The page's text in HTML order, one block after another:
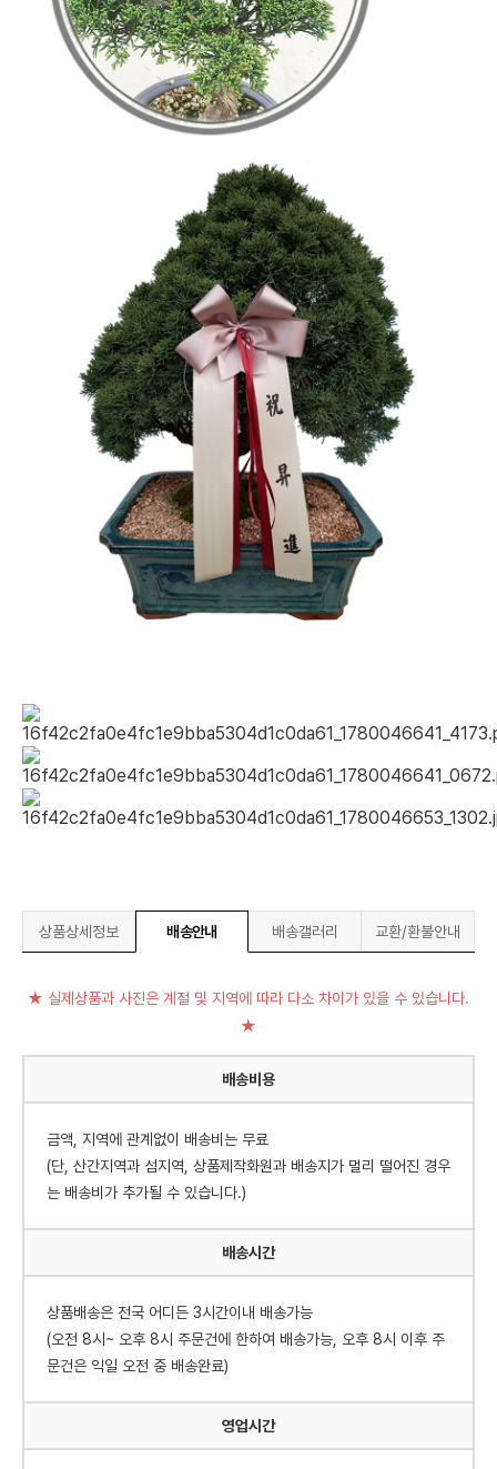
상품상세정보 배송안내 배송갤러리 교환/환불안내
★ 실제상품과 사진은 계절 및 지역에 따라 다소 차이가 있을 수 있습니다.
★
배송비용
금액, 지역에 관계없이 배송비는 무료
(단, 산간지역과 섬지역, 상품제작화원과 배송지가 멀리 떨어진 경우
는 배송비가 추가될 수 있습니다.)
배송시간
상품배송은 전국 어디든 3시간이내 배송가능
(오전 8시~ 오후 8시 주문건에 한하여 배송가능, 오후 8시 이후 주
문건은 익일 오전 중 배송완료)
영업시간